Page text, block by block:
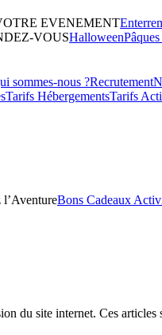
EVENEMENT
VOUSHalloween
sommes-nous ?Recrutement
Tarifs HébergementsTarifs
Bons Cadeaux
du site internet. Ces